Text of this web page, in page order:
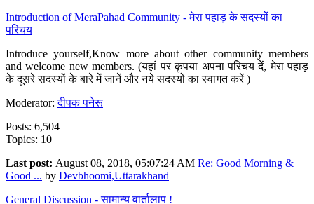
Introduction of MeraPahad Community - मेरा पहाड़ के सदस्यों का
परिचय
Introduce yourself,Know more about other community members
and welcome new members. (यहां पर कृपया अपना परिचय दें, मेरा पहाड़
के दूसरे सदस्यों के बारे में जानें और नये सदस्यों का स्वागत करें )
Moderator:दीपक पनेरू
Posts: 6,504
Topics: 10
Last post: August 08, 2018, 05:07:24 AM Re: Good Morning &
Good ... by Devbhoomi,Uttarakhand
General Discussion - सामान्य वार्तालाप !